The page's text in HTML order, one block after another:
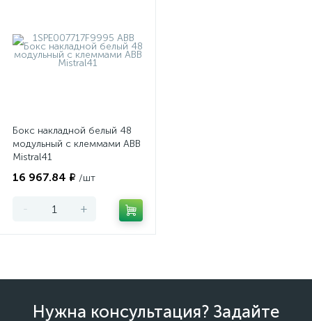
Навесной 24 Навесной 36
С клеммами Щиты IP 40
Щиты IP 65
Щиты DEKraft
Бокс накладной белый 48
модульный с клеммами ABB
Mistral41
16 967.84 ₽ /шт
- +
Нужна консультация? Задайте